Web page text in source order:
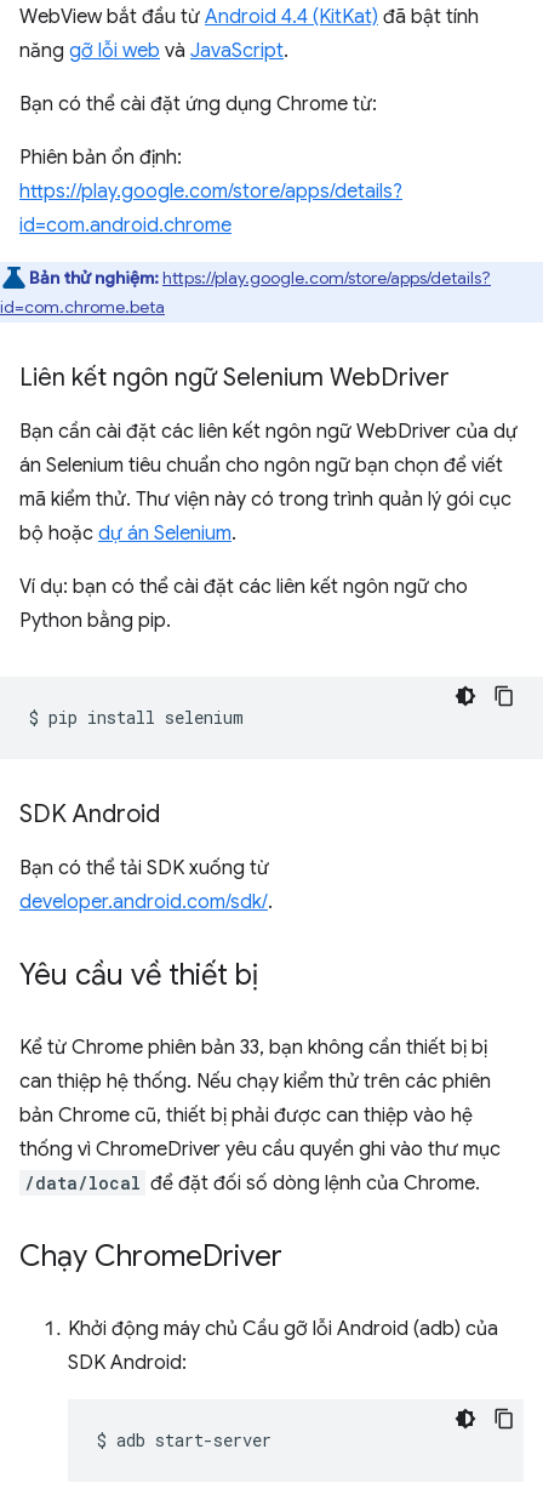
WebView bắt đầu từ Android 4.4 (KitKat) đã bật tính
năng gỡ lỗi web và JavaScript.
Bạn có thể cài đặt ứng dụng Chrome từ:
Phiên bản ổn định:
https://play.google.com/store/apps/details?
id=com.android.chrome
Bản thử nghiệm:https://play.google.com/store/apps/details?
id=com.chrome.beta
Liên kết ngôn ngữ Selenium WebDriver
Bạn cần cài đặt các liên kết ngôn ngữ WebDriver của dự
án Selenium tiêu chuẩn cho ngôn ngữ bạn chọn để viết
mã kiểm thử. Thư viện này có trong trình quản lý gói cục
bộ hoặc dự án Selenium.
Ví dụ: bạn có thể cài đặt các liên kết ngôn ngữ cho
Python bằng pip.
$ pip install
SDK Android
Bạn có thể tải SDK xuống từ
developer.android.com/sdk/.
Yêu cầu về thiết bị
Kể từ Chrome phiên bản 33, bạn không cần thiết bị bị
can thiệp hệ thống. Nếu chạy kiểm thử trên các phiên
bản Chrome cũ, thiết bị phải được can thiệp vào hệ
thống vì ChromeDriver yêu cầu quyền ghi vào thư mục
/data/local để đặt đối số dòng lệnh của Chrome.
Chạy ChromeDriver
Khởi động máy chủ Cầu gỡ lỗi Android (adb) của
SDK Android:
$ adb